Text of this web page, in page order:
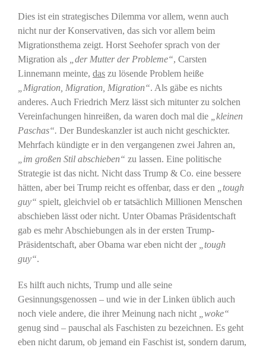
Dies ist ein strategisches Dilemma vor allem, wenn auch
nicht nur der Konservativen, das sich vor allem beim
Migrationsthema zeigt. Horst Seehofer sprach von der
Migration als
„der Mutter der Probleme“, Carsten
Linnemann meinte, daszu lösende Problem heiße
„Migration, Migration, Migration“. Als gäbe es nichts
anderes. Auch Friedrich Merz lässt sich mitunter zu solchen
Vereinfachungen hinreißen, da waren doch mal die
„kleinen
Paschas“. Der Bundeskanzler ist auch nicht geschickter.
Mehrfach kündigte er in den vergangenen zwei Jahren an,
„im großen Stil abschieben“ zu lassen. Eine politische
Strategie ist das nicht. Nicht dass Trump & Co. eine bessere
hätten, aber bei Trump reicht es offenbar, dass er den
„tough
guy“ spielt, gleichviel ob er tatsächlich Millionen Menschen
abschieben lässt oder nicht. Unter Obamas Präsidentschaft
gab es mehr Abschiebungen als in der ersten Trump-
Präsidentschaft, aber Obama war eben nicht der
„tough
guy“.
Es hilft auch nichts, Trump und alle seine
Gesinnungsgenossen – und wie in der Linken üblich auch
noch viele andere, die ihrer Meinung nach nicht
„woke“
genug sind – pauschal als Faschisten zu bezeichnen. Es geht
eben nicht darum, ob jemand ein Faschist ist, sondern darum,